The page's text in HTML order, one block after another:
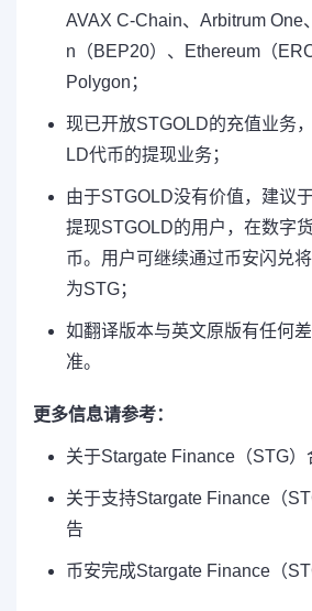
AVAX C-Chain、Arbitrum One
n（BEP20）、Ethereum（
Polygon；
现已开放STGOLD的充值业务
LD代币的提现业务；
由于STGOLD没有价值，建议
提现STGOLD的用户，在数字
币。用户可继续通过币安闪兑
为STG；
如翻译版本与英文原版有任何
准。
更多信息请参考：
关于Stargate Finance（STG
关于支持Stargate Finance（
告
币安完成Stargate Finance（